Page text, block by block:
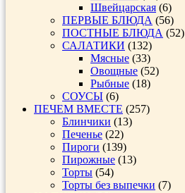
Швейцарская (6)
ПЕРВЫЕ БЛЮДА (56)
ПОСТНЫЕ БЛЮДА (52)
САЛАТИКИ (132)
Мясные (33)
Овощные (52)
Рыбные (18)
СОУСЫ (6)
ПЕЧЕМ ВМЕСТЕ (257)
Блинчики (13)
Печенье (22)
Пироги (139)
Пирожные (13)
Торты (54)
Торты без выпечки (7)